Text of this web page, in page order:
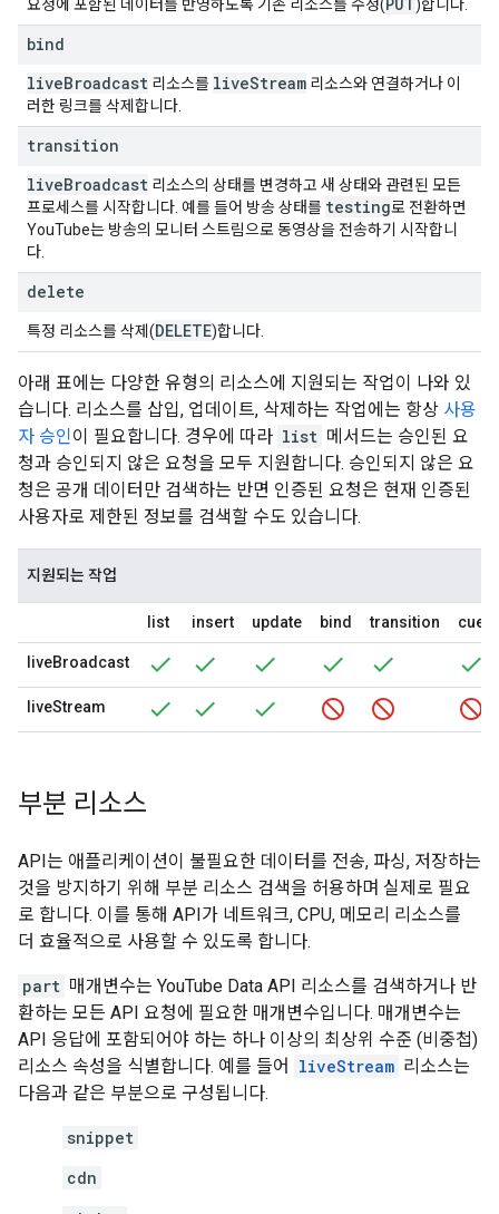
요청에 포함된 데이터를 반영하도록 기존 리소스를 수정( )합니다.
bind
liveBroadcast 리소스를 liveStream 리소스와 연결하거나 이
러한 링크를 삭제합니다.
transition
liveBroadcast 리소스의 상태를 변경하고 새 상태와 관련된 모든
프로세스를 시작합니다. 예를 들어 방송 상태를 testing로 전환하면
YouTube는 방송의 모니터 스트림으로 동영상을 전송하기 시작합니
다.
delete
특정 리소스를 삭제(DELETE)합니다.
아래 표에는 다양한 유형의 리소스에 지원되는 작업이 나와 있
습니다. 리소스를 삽입, 업데이트, 삭제하는 작업에는 항상 사용
자 승인이 필요합니다. 경우에 따라 list 메서드는 승인된 요
청과 승인되지 않은 요청을 모두 지원합니다. 승인되지 않은 요
청은 공개 데이터만 검색하는 반면 인증된 요청은 현재 인증된
사용자로 제한된 정보를 검색할 수도 있습니다.
지원되는 작업
list insert update bind transition
liveBroadcast
liveStream
부분 리소스
API는 애플리케이션이 불필요한 데이터를 전송, 파싱, 저장하는
것을 방지하기 위해 부분 리소스 검색을 허용하며 실제로 필요
로 합니다. 이를 통해 API가 네트워크, CPU, 메모리 리소스를
더 효율적으로 사용할 수 있도록 합니다.
part 매개변수는 YouTube Data API 리소스를 검색하거나 반
환하는 모든 API 요청에 필요한 매개변수입니다. 매개변수는
API 응답에 포함되어야 하는 하나 이상의 최상위 수준 (비중첩)
리소스 속성을 식별합니다. 예를 들어
liveStream 리소스는
다음과 같은 부분으로 구성됩니다.
snippet
cdn